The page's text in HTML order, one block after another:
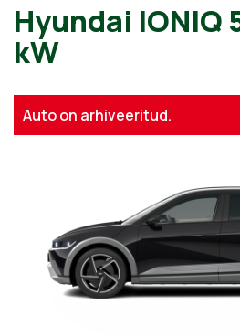
Hyundai IONIQ
kW
Auto on arhiveeritud.